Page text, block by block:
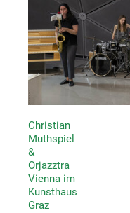
Christian
Muthspiel
&
Orjazztra
Vienna im
Kunsthaus
Graz